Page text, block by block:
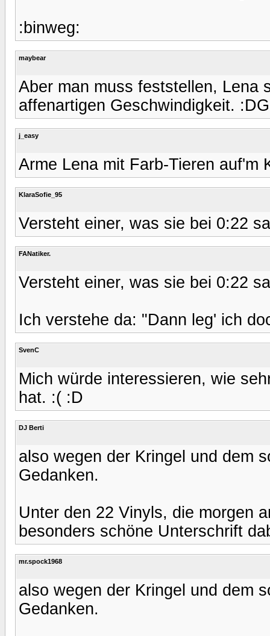
:binweg:
maybear
Aber man muss feststellen, Lena
affenartigen Geschwindigkeit.
j_easy
Arme Lena mit Farb-Tieren auf'm
KlaraSofie_95
Versteht einer, was sie bei 0:22
FANatiker.
Versteht einer, was sie bei 0:22
Ich verstehe da: "Dann leg' ich
SvenC
Mich würde interessieren, wie
hat. :( :D
DJ Berti
also wegen der Kringel und dem
Gedanken.
Unter den 22 Vinyls, die morgen
besonders schöne Unterschrift
mr.spock1968
also wegen der Kringel und dem
Gedanken.